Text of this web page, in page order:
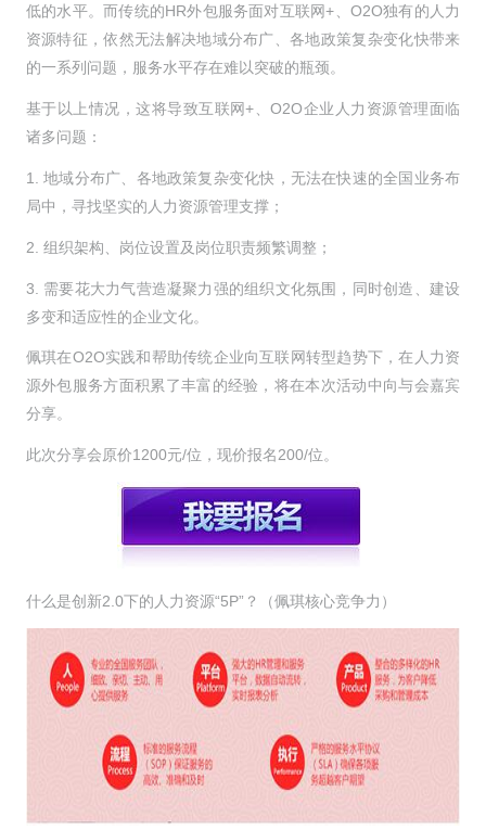
低的水平。而传统的HR外包服务面对互联网+、O2O独有的人力
资源特征，依然无法解决地域分布广、各地政策复杂变化快带来
的一系列问题，服务水平存在难以突破的瓶颈。
基于以上情况，这将导致互联网+、O2O企业人力资源管理面临
诸多问题：
1. 地域分布广、各地政策复杂变化快，无法在快速的全国业务布
局中，寻找坚实的人力资源管理支撑；
2. 组织架构、岗位设置及岗位职责频繁调整；
3. 需要花大力气营造凝聚力强的组织文化氛围，同时创造、建设
多变和适应性的企业文化。
佩琪在O2O实践和帮助传统企业向互联网转型趋势下，在人力资
源外包服务方面积累了丰富的经验，将在本次活动中向与会嘉宾
分享。
此次分享会原价1200元/位，现价报名200/位。
什么是创新2.0下的人力资源“5P”？（佩琪核心竞争力）